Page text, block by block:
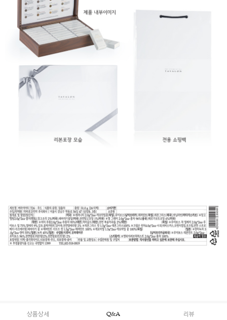
상품상세 Q&A 리뷰